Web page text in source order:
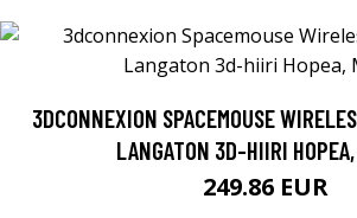
3DCONNEXION SPACEMOUSE
LANGATON 3D-HIIRI
249.86 EUR